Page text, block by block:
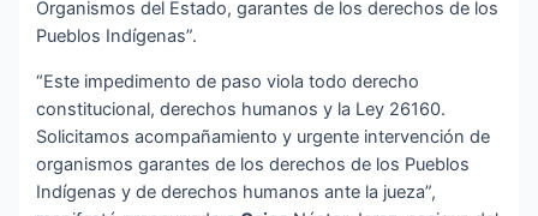
Organismos del Estado, garantes de los derechos de los
Pueblos Indígenas”.
“Este impedimento de paso viola todo derecho
constitucional, derechos humanos y la Ley 26160.
Solicitamos acompañamiento y urgente intervención de
organismos garantes de los derechos de los Pueblos
Indígenas y de derechos humanos ante la jueza”,